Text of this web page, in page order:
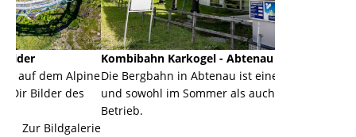
Kombibahn Karkogel - Abtenau - Salzburg
Die Bergbahn in Abtenau ist eine Kombibahn
und sowohl im Sommer als auch im Winter in